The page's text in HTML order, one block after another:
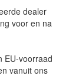
dealer
voor en na
EU-voorraad
vanuit ons